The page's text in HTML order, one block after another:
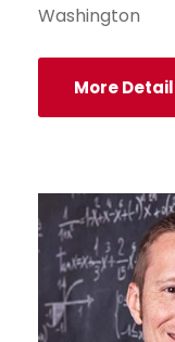
Washington
More Detail